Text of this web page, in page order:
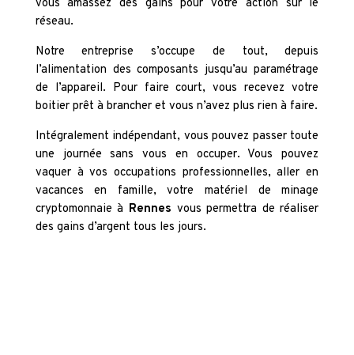
vous amassez des gains pour votre action sur le
réseau.
Notre entreprise s’occupe de tout, depuis
l’alimentation des composants jusqu’au paramétrage
de l’appareil. Pour faire court, vous recevez votre
boitier prêt à brancher et vous n’avez plus rien à faire.
Intégralement indépendant, vous pouvez passer toute
une journée sans vous en occuper. Vous pouvez
vaquer à vos occupations professionnelles, aller en
vacances en famille, votre matériel de minage
cryptomonnaie à Rennes vous permettra de réaliser
des gains d’argent tous les jours.